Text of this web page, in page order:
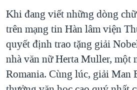
Khi đang viết những dòng
trên mạng tin Hàn lâm viện
quyết định trao tặng giải
nhà văn nữ Herta Muller, một
Romania. Cùng lúc, giải Man